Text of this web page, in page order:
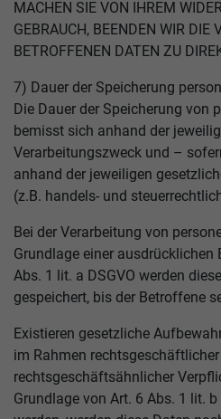
MACHEN SIE VON IHREM
GEBRAUCH, BEENDEN WIR DIE
BETROFFENEN DATEN ZU
7) Dauer der Speicherung
Die Dauer der Speicherung von
bemisst sich anhand der
Verarbeitungszweck und –
anhand der jeweiligen
(z.B. handels- und
Bei der Verarbeitung von
Grundlage einer
Abs. 1 lit. a DSGVO werden
gespeichert, bis der Betroffene
Existieren gesetzliche
im Rahmen rechtsgeschäftlicher
rechtsgeschäftsähnlicher
Grundlage von Art. 6 Abs. 1 lit.